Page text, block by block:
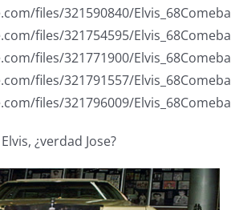
files/321590840/
files/321754595/
files/321771900/
files/321791557/
files/321796009/
¿verdad Jose?